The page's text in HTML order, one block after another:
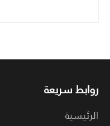
روابط سريعة
الرئيسية